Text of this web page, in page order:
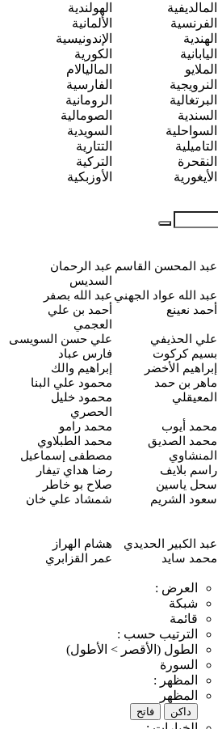
المالديفية
الهولندية
الفرنسية
الألمانية
الهندية
الإندونيسية
اليابانية
الكورية
الملايو
الماليالام
النرويجية
الفارسية
البرتغالية
الرومانية
السندية
الصومالية
السواحلية
السويدية
التاميلية
التتارية
النقحرة
التركية
الأيغورية
الأوزبكية
عبد المحسن القاسم ﻋﺒﺪ اﻟﺮﺣﻤﺎﻥ
السديس
ﻋﺒﺪ اﻟﻠﻪ ﻋﻮاﺩ اﻟﺠﻬﻨﻲ ﻋﺒﺪ اﻟﻠﻪ ﺑﺼﻔﺮ
أحمد نعينع
ﺃﺣﻤﺪ ﺑﻦ ﻋﻠﻲ
اﻟﻌﺠﻤﻲ
ﻋﻠﻲ اﻟﺤﺬﻳﻔﻲ
علي حسن السويسى
بسيم كركوت
فارس عباد
إبراهيم الأخضر
إبراهيم والك
ﻣﺎﻫﺮ ﺑﻦ ﺣﻤﺪ
اﻟﻤﻌﻴﻘﻠﻲ
محمود علي البنا
ﻣﺤﻤﻮﺩ ﺧﻠﻴﻞ
اﻟﺤﺼﺮﻱ
محمد أيوب
محمد رامو
ﻣﺤﻤﺪ اﻟﺼﺪﻳﻖ
اﻟﻤﻨﺸﺎﻭﻱ
محمد الطبلاوي
مصطفى إسماعيل
راسم بلايف
رضا هداي تيفار
سحل ياسين
صلاح بو خاطر
ﺳﻌﻮﺩ اﻟﺸﺮﻳﻢ
شمشاد علي خان
عبد الكبير الحديدي
هشام الهراز
محمد سايد
عمر القزابري
اﻟﻌﺮﺽ :
شبكة
ﻗﺎﺋﻤﺔ
اﻟﺘﺮﺗﻴﺐ ﺣﺴﺐ :
اﻟﻄﻮﻝ (اﻷﻗﺼﺮ > اﻷﻃﻮﻝ)
اﻟﺴﻮﺭﺓ
اﻟﻤﻈﻬﺮ :
اﻟﻤﻈﻬﺮ
ﺩاﻛﻦ ﻓﺎﺗﺢ